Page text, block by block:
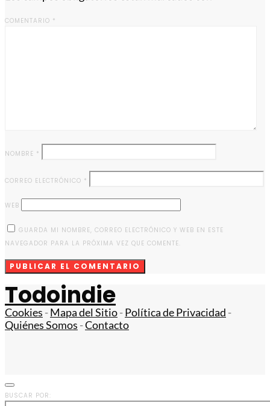
COMENTARIO *
NOMBRE *
CORREO ELECTRÓNICO *
WEB
GUARDA MI NOMBRE, CORREO ELECTRÓNICO Y WEB EN ESTE
NAVEGADOR PARA LA PRÓXIMA VEZ QUE COMENTE.
Todoindie
Cookies -Mapa del Sitio-Política de Privacidad -
Quiénes Somos -Contacto
BUSCAR POR: